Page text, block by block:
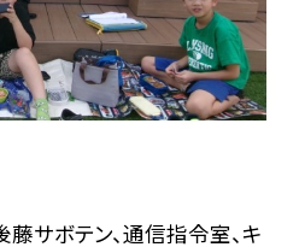
サボテン、通信指令室、キ